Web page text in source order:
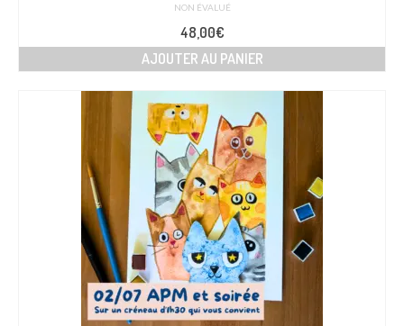
NON ÉVALUÉ
48,00€
AJOUTER AU PANIER